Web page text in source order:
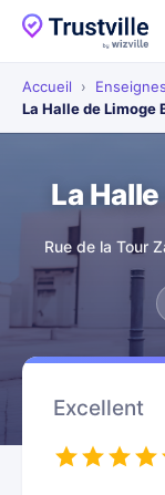
Accueil › Enseignes
La Halle de Limoge
La
Rue de la Tour
Excellent